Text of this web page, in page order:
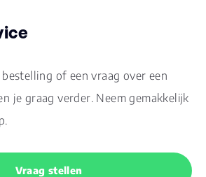
of een vraag over een
je graag verder. Neem gemakkelijk
Vraag stellen